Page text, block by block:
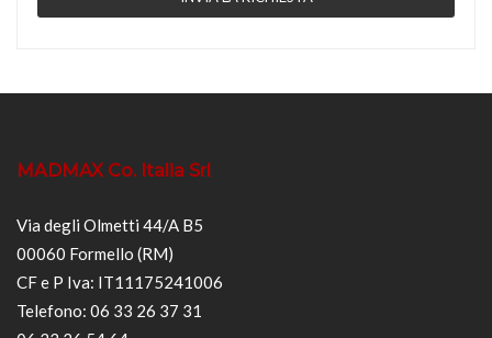
MADMAX Co. Italia Srl
Via degli Olmetti 44/A B5
00060 Formello (RM)
CF e P Iva: IT11175241006
Telefono: 06 33 26 37 31